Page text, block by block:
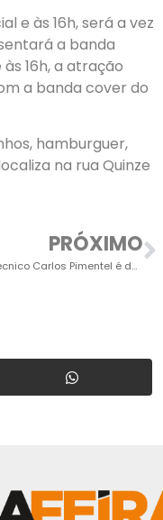
e às 16h, será a vez
a banda
16h, a atração
a banda cover do
hamburguer,
na rua Quinze
PRÓXIMO
Ituano perde mais uma partida e técnico Carlos Pimentel é demitido